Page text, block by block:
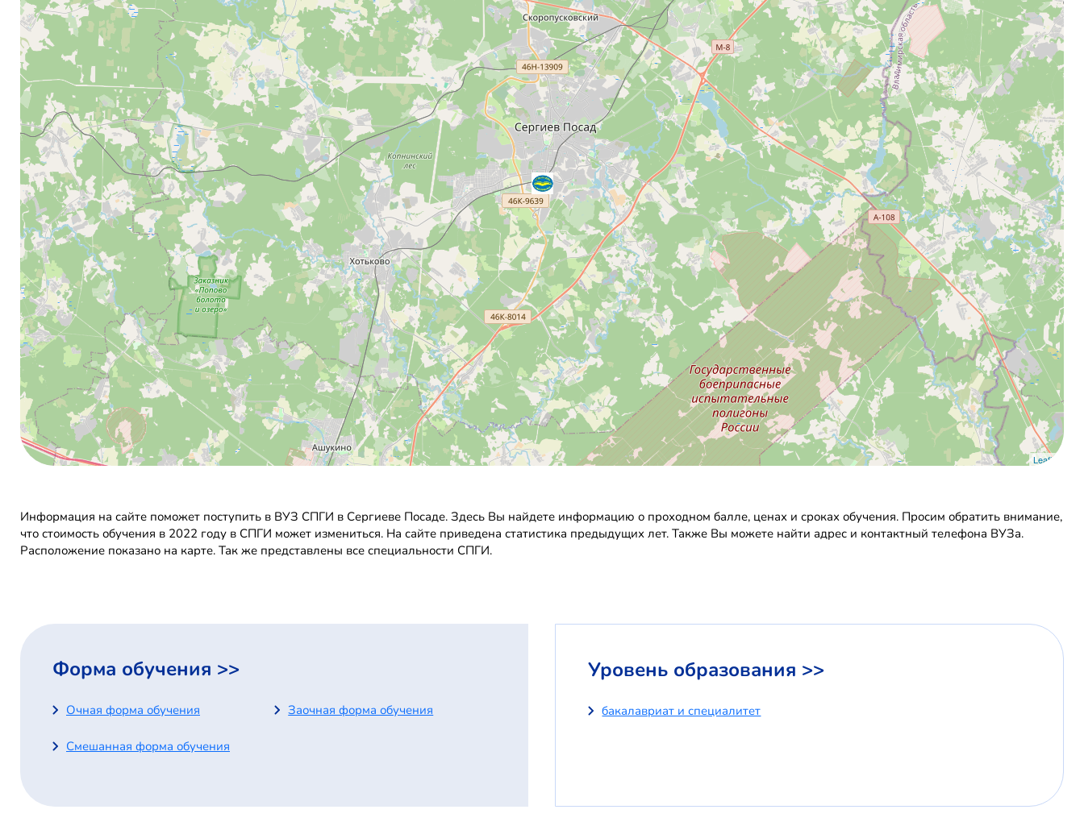
Leaflet
Информация на сайте поможет поступить в ВУЗ СПГИ в Сергиеве Посаде. Здесь Вы найдете информацию о проходном балле, ценах и сроках обучения. Просим обратить внимание,
что стоимость обучения в 2022 году в СПГИ может измениться. На сайте приведена статистика предыдущих лет. Также Вы можете найти адрес и контактный телефона ВУЗа.
Расположение показано на карте. Так же представлены все специальности СПГИ.
Форма обучения >>
Очная форма обучения Заочная форма обучения
Смешанная форма обучения
Уровень образования >>
бакалавриат и специалитет